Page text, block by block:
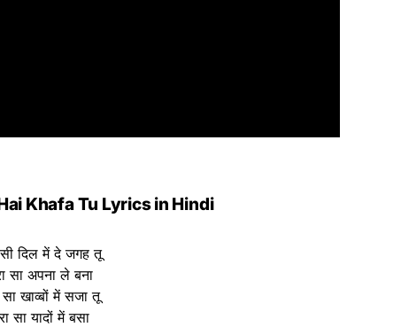
Khafa Tu Lyrics in Hindi
दिल में दे जगह तू
सा अपना ले बना
खाव्बों में सजा तू
सा यादों में बसा